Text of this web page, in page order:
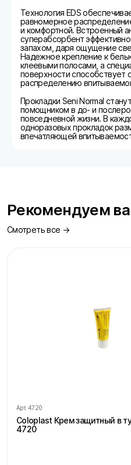
Технология EDS
равномерное
и комфортной. Встроенный
суперабсорбент
запахом, даря ощущение
Надежное крепление к
клеевыми полосами, а
поверхности способствует
распределению
Прокладки Seni Normal
помощником в до- и
повседневной жизни. В
одноразовых прокладок
впечатляющей
Рекомендуем
Смотреть все →
Арт. 4720
Coloplast Крем защитный в
4720